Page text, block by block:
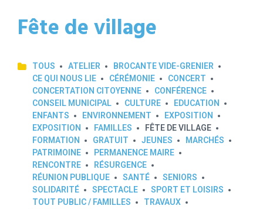
Fête de village
TOUS ATELIER
BROCANTE VIDE-GRENIER
CE QUI NOUS LIE
CÉRÉMONIE
CONCERT
CONCERTATION CITOYENNE
CONFÉRENCE
CONSEIL MUNICIPAL
CULTURE
EDUCATION
ENFANTS
ENVIRONNEMENT
EXPOSITION
EXPOSITION
FAMILLES
FÊTE DE VILLAGE
FORMATION
GRATUIT JEUNES
MARCHÉS
PATRIMOINE
PERMANENCE MAIRE
RENCONTRE
RÉSURGENCE
RÉUNION PUBLIQUE
SANTÉ
SENIORS
SOLIDARITÉ
SPECTACLE
SPORT ET LOISIRS
TOUT PUBLIC / FAMILLES
TRAVAUX